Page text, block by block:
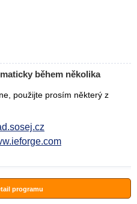
během několika
použijte prosím některý z
programu